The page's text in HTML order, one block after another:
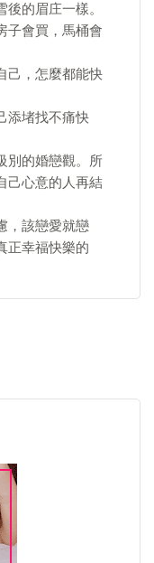
的眉庄一樣。
子會買，馬桶會
己，怎麼都能快
添堵找不痛快
別的婚戀觀。所
己心意的人再結
，該戀愛就戀
正幸福快樂的